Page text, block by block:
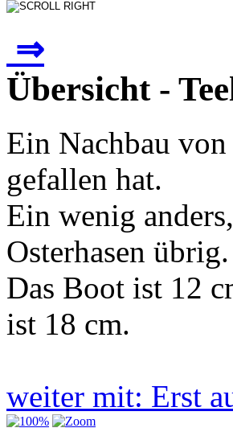
⇒
Übersicht -
Ein Nachbau
gefallen hat.
Ein wenig
Osterhasen übrig.
Das Boot ist 12
ist 18 cm.
weiter mit: Erst